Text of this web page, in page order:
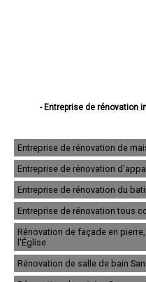
- Entreprise de rénovation
- Entreprise de
- Entreprise de rénovation
- Entreprise de rénovation
- Entreprise de rénovation
- Entreprise de rénovation
- Entreprise de
- Entreprise de rénovation
- Entreprise de rénovation
- Entreprise de rénovation
- Entreprise de rénovation
- Entreprise de
Entreprise de rénovation de
Entreprise de rénovation
Entreprise de rénovation du
Entreprise de rénovation tous
Rénovation de façade en
l'Église
Rénovation de salle de bain